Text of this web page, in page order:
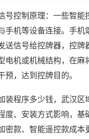
号控制原理：一些智能
手机等设备连接。手机
送信号给控牌器，控牌
电机或机械结构，在麻
预，达到控牌目的。
装程序多少钱，武汉区
度、安装方式影响，基
密款、智能遥控款成本